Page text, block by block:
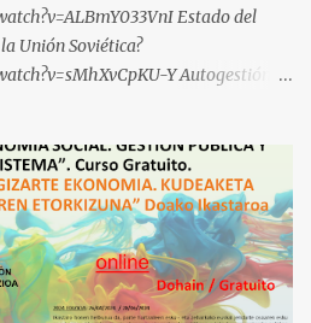
Estado del
Unión Soviética?
Y Autogestión
shorts/dGKjgqEvRHk
de BABESTU? Si quieres hacer algo, o
a los niños y adolescentes vascos
BABESTUren kanal berriak
eta nerabeak abusu eta
zerbait egin nahi baduzu, edo ideiak